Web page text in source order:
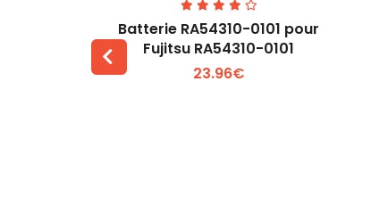
Voir plus +
Batterie RA54310-0101 pour
Fujitsu RA54310-0101
23.96€